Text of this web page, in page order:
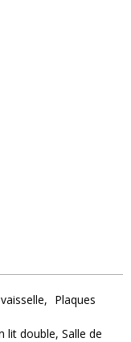
Plaques
lit double Salle de